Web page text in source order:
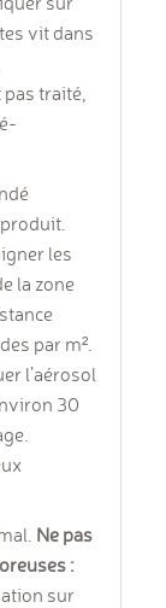
vit dans
traité,
produit.
les
la zone
par m².
l’aérosol
30
Ne pas
:
sur